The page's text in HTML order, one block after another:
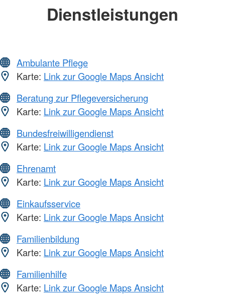
Dienstleistungen
Ambulante Pflege
Karte: Link zur Google Maps Ansicht
Beratung zur Pflegeversicherung
Karte: Link zur Google Maps Ansicht
Bundesfreiwilligendienst
Karte: Link zur Google Maps Ansicht
Ehrenamt
Karte: Link zur Google Maps Ansicht
Einkaufsservice
Karte: Link zur Google Maps Ansicht
Familienbildung
Karte: Link zur Google Maps Ansicht
Familienhilfe
Karte: Link zur Google Maps Ansicht